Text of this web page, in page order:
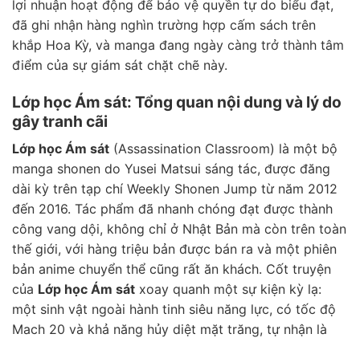
lợi nhuận hoạt động để bảo vệ quyền tự do biểu đạt,
đã ghi nhận hàng nghìn trường hợp cấm sách trên
khắp Hoa Kỳ, và manga đang ngày càng trở thành tâm
điểm của sự giám sát chặt chẽ này.
Lớp học Ám sát: Tổng quan nội dung và lý do
gây tranh cãi
Lớp học Ám sát (Assassination Classroom) là một bộ
manga shonen do Yusei Matsui sáng tác, được đăng
dài kỳ trên tạp chí Weekly Shonen Jump từ năm 2012
đến 2016. Tác phẩm đã nhanh chóng đạt được thành
công vang dội, không chỉ ở Nhật Bản mà còn trên toàn
thế giới, với hàng triệu bản được bán ra và một phiên
bản anime chuyển thể cũng rất ăn khách. Cốt truyện
của Lớp học Ám sát xoay quanh một sự kiện kỳ lạ:
một sinh vật ngoài hành tinh siêu năng lực, có tốc độ
Mach 20 và khả năng hủy diệt mặt trăng, tự nhận là